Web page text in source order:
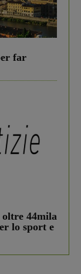
far
oltre 44mila
lo sport e